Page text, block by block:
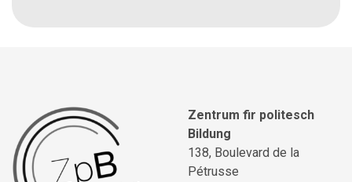
Zentrum fir politesch
Bildung
138, Boulevard de la
Pétrusse